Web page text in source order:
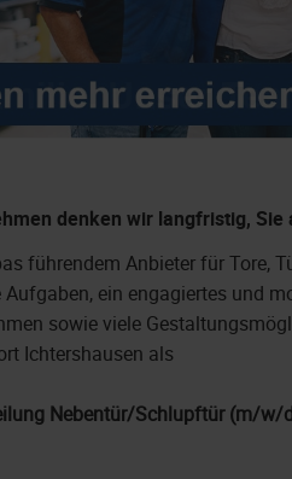
denken wir langfristig, Sie
führendem Anbieter für Tore,
ein engagiertes und
sowie viele
Ichtershausen als
Nebentür/Schlupftür (m/w/